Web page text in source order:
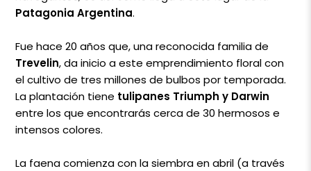
Patagonia Argentina.
Fue hace 20 años que, una reconocida familia de
Trevelin, da inicio a este emprendimiento floral con
el cultivo de tres millones de bulbos por temporada.
La plantación tiene tulipanes Triumph y Darwin
entre los que encontrarás cerca de 30 hermosos e
intensos colores.
La faena comienza con la siembra en abril (a través